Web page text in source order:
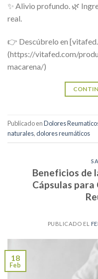
✨ Alivio profundo. 🌿
real.
👉 Descúbrelo en
(https://vitafed.com/
macarena/)
Publicado enDolores
naturales,dolores reumáticos
Beneficios de
Cápsulas
PUBLICADO EL
18
Feb